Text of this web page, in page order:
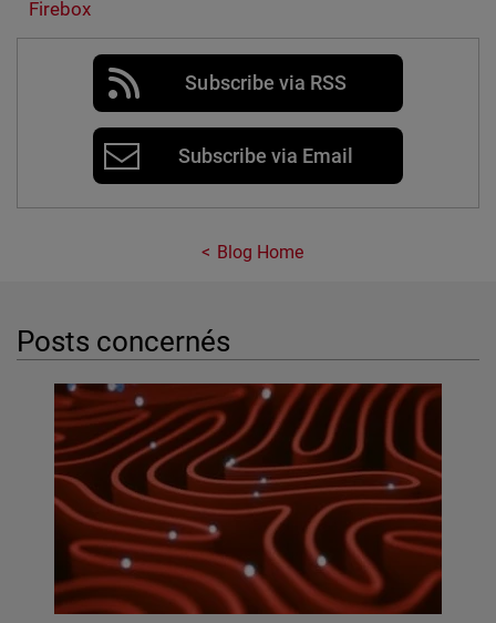
Firebox
Subscribe via RSS
Subscribe via Email
Blog Home
Posts concernés